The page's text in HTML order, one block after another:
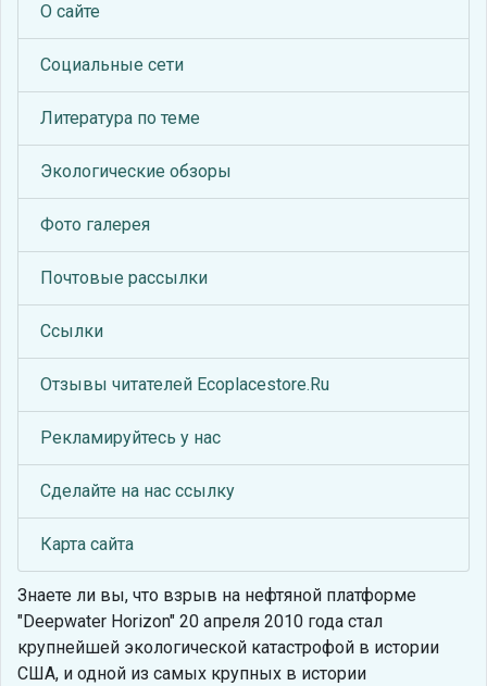
О сайте
Социальные сети
Литература по теме
Экологические обзоры
Фото галерея
Почтовые рассылки
Ссылки
Отзывы читателей Ecoplacestore.Ru
Рекламируйтесь у нас
Сделайте на нас ссылку
Карта сайта
Знаете ли вы, что взрыв на нефтяной платформе
"Deepwater Horizon" 20 апреля 2010 года стал
крупнейшей экологической катастрофой в истории
США, и одной из самых крупных в истории